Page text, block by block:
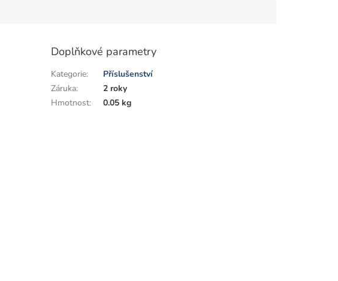
Doplňkové parametry
Kategorie:
Příslušenství
Záruka:
2 roky
Hmotnost: 0.05 kg